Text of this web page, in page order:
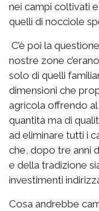
nei campi coltivati
quelli di nocciole
C’è poi la
nostre zone
solo di quelli
dimensioni che
agricola offrendo
quantità ma di
ad eliminare tutti i
che, dopo tre anni
e della tradizione
investimenti
Cosa andrebbe